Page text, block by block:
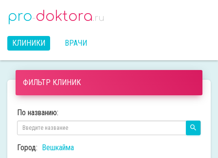
pro-doktora.ru
КЛИНИКИ ВРАЧИ
ФИЛЬТР КЛИНИК
По названию:
Город: Вешкайма